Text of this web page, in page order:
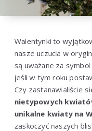
Walentynki to
nasze uczucia w
są uważane za
jeśli w tym roku
Czy zastanawialiście
nietypowych
unikalne kwiaty na
zaskoczyć naszych